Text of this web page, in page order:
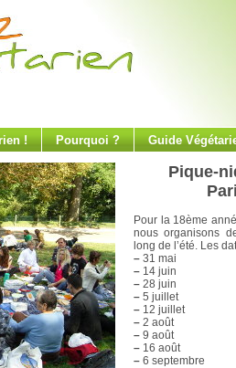
! Pourquoi ? Guide
Pique-
Pour la 18ème
nous organisons
long de l’été. Les
– 31 mai
– 14 juin
– 28 juin
– 5 juillet
– 12 juillet
– 2 août
– 9 août
– 16 août
– 6 septembre